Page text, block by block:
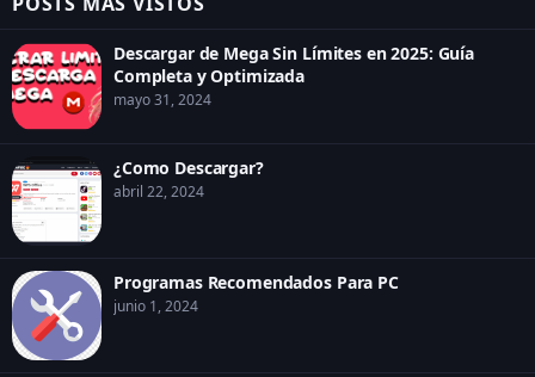
Descargar de Mega Sin Límites en 2025: Guía
Completa y Optimizada
mayo 31, 2024
¿Como Descargar?
abril 22, 2024
Programas Recomendados Para PC
junio 1, 2024